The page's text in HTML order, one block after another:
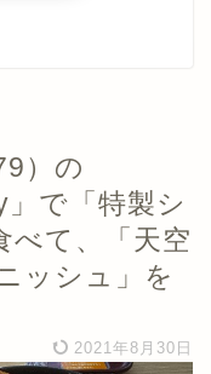
）の
」で「特製シ
べて、「天空
ッシュ」を
2021年8月30日